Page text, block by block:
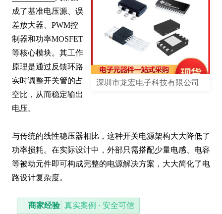
深圳市龙宏电子科技有限公司
成了基准电压源、误
差放大器、PWM控
制器和功率MOSFET
等核心模块。其工作
原理是通过反馈环路
实时调整开关管的占
空比，从而稳定输出
电压。
与传统的线性稳压器相比，这种开关电源架构大大降低了
功率损耗。在实际设计中，外部只需搭配少量电感、电容
等被动元件即可构成完整的电源解决方案，大大简化了电
路设计复杂度。
商家经验 真实案例 · 安全可信